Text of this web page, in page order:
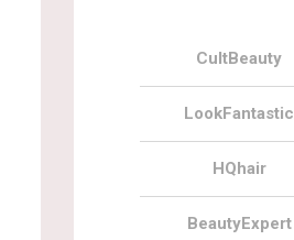
CultBeauty
LookFantastic
HQhair
BeautyExpert